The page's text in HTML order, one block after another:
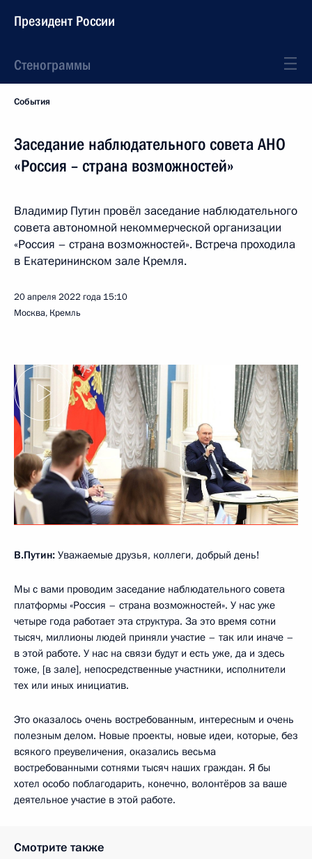
Президент России
Стенограммы
События
Заседание наблюдательного совета АНО
«Россия – страна возможностей»
Владимир Путин провёл заседание наблюдательного
совета автономной некоммерческой организации
«Россия – страна возможностей». Встреча проходила
в Екатерининском зале Кремля.
20 апреля 2022 года 15:10
Москва, Кремль
В.Путин: Уважаемые друзья, коллеги, добрый день!
Мы с вами проводим заседание наблюдательного совета
платформы «Россия – страна возможностей». У нас уже
четыре года работает эта структура. За это время сотни
тысяч, миллионы людей приняли участие – так или иначе –
в этой работе. У нас на связи будут и есть уже, да и здесь
тоже, [в зале], непосредственные участники, исполнители
тех или иных инициатив.
Это оказалось очень востребованным, интересным и очень
полезным делом. Новые проекты, новые идеи, которые, без
всякого преувеличения, оказались весьма
востребованными сотнями тысяч наших граждан. Я бы
хотел особо поблагодарить, конечно, волонтёров за ваше
деятельное участие в этой работе.
Смотрите также